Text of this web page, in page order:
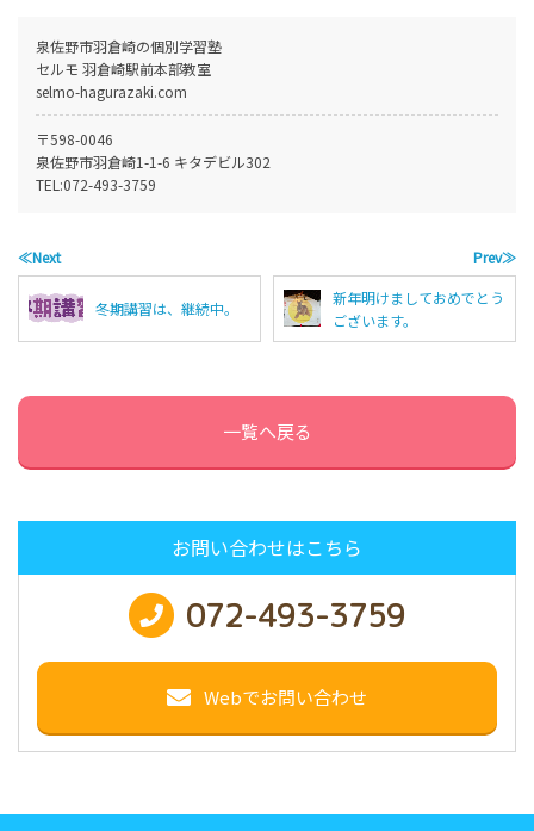
泉佐野市羽倉崎の個別学習塾
セルモ 羽倉崎駅前本部教室
selmo-hagurazaki.com
〒598-0046
泉佐野市羽倉崎1-1-6 キタデビル302
TEL:072-493-3759
≪Next
冬期講習は、継続中。
Prev≫
新年明けましておめでとう
ございます。
一覧へ戻る
お問い合わせはこちら
072-493-3759
Webでお問い合わせ